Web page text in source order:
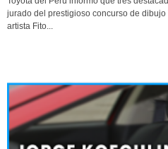
jurado del prestigioso concurso de dibujo
artista Fito...